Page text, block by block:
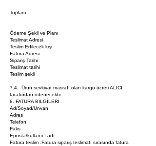
Toplam :
Ödeme Şekli ve Planı
Teslimat Adresi
Teslim Edilecek kişi
Fatura Adresi
Sipariş Tarihi
Teslimat tarihi
Teslim şekli
7.4. Ürün sevkiyat masrafı olan kargo ücreti ALICI
tarafından ödenecektir.
8. FATURA BİLGİLERİ
Ad/Soyad/Unvan
Adres
Telefon
Faks
Eposta/kullanıcı adı
Fatura teslim :Fatura sipariş teslimatı sırasında fatura